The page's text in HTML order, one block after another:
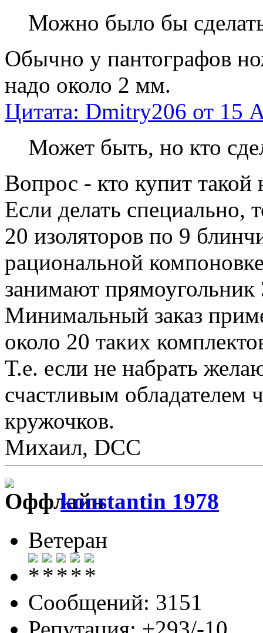
Можно было бы
Обычно у пантографов
надо около 2 мм.
Цитата: Dmitry206 от 15
Может быть, но кто
Вопрос - кто купит такой
Если делать специально,
20 изоляторов по 9
рациональной
занимают
Минимальный заказ
около 20 таких
Т.е. если не набрать
счастливым обладателем
кружочков.
Михаил, DCC
konstantin 1978
Ветеран
Сообщений: 3151